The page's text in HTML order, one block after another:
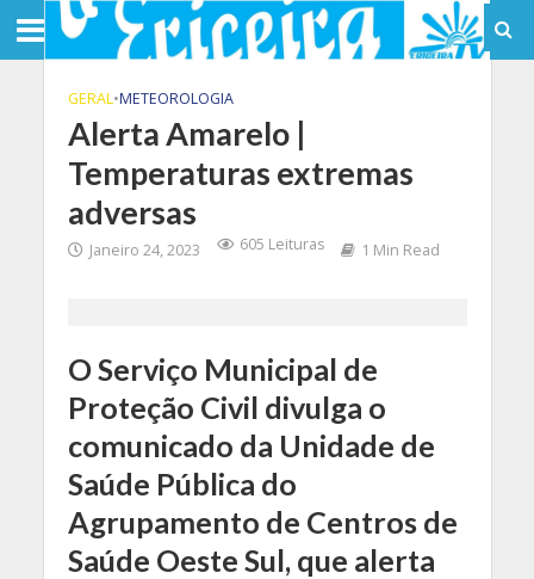
GERAL•METEOROLOGIA
Alerta Amarelo |
Temperaturas extremas
adversas
Janeiro 24, 2023 605 Leituras 1 Min Read
O Serviço Municipal de
Proteção Civil divulga o
comunicado da Unidade de
Saúde Pública do
Agrupamento de Centros de
Saúde Oeste Sul, que alerta